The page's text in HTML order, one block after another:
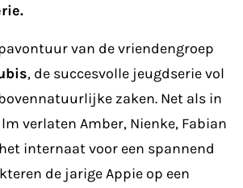
van de vriendengroep
, de succesvolle jeugdserie vol
zaken. Net als in
verlaten Amber, Nienke, Fabian
internaat voor een spannend
de jarige Appie op een